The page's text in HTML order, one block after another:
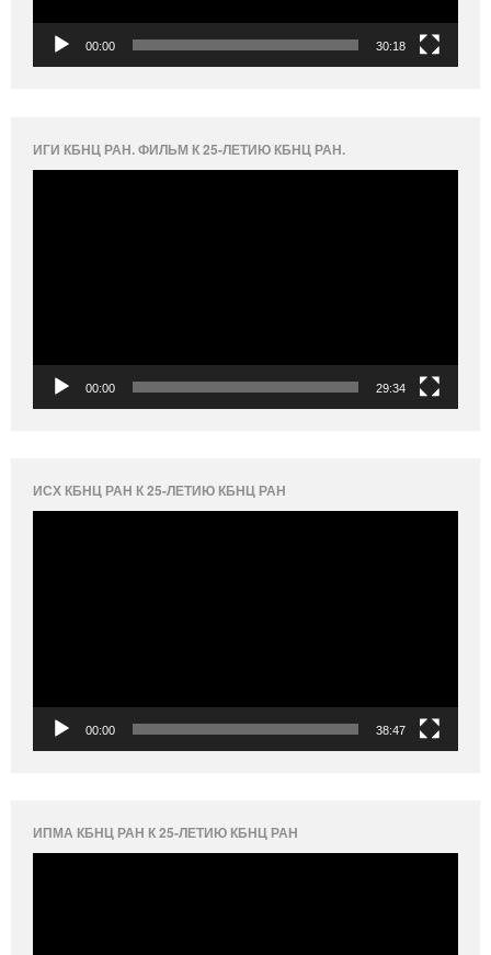
00:00 30:18
ИГИ КБНЦ РАН. ФИЛЬМ К 25-ЛЕТИЮ КБНЦ РАН.
00:00 29:34
ИСХ КБНЦ РАН К 25-ЛЕТИЮ КБНЦ РАН
00:00 38:47
ИПМА КБНЦ РАН К 25-ЛЕТИЮ КБНЦ РАН